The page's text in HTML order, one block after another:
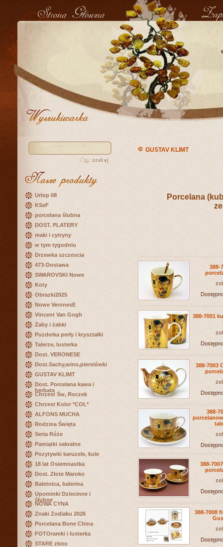
Urlop 08
KSeF
porcelana ślubna
DOST. PLATERY
maki i cytryny
w tym tygodniu
Drzewka szczescia
473-Dostawa
SWAROVSKI Nowe
Koty
Obrazki2025
Nowe VeronesE
Vincent Van Gogh
Żaby i żabki
Puzderka perły i kryształki
Talerze, lusterka
Dost. VERONESE
Dost.Sachy,wino,piersiówki
GUSTAV KLIMT
Dost. Porcelana kawa i
herbata
Chrzest Św, Roczek
Chrzest Kolor *COL*
ALFONS MUCHA
Rodzina Święta
Seria Róże
Pamiątki sakralne
Pozytywki karuzele, kule
18 lat Osiemnastka
Dost. Złote Maroko
Baletnica, balerina
Upominki Dziecinne i
ślubne
NOWA CYNA
Znaki Zodiaku 2026
Porcelana Bone China
FOTOramki i lusterka
STARE złoto
GUSTAV KLIMT
Porcelana
388-
388-7001
388-7003
388-
388-
388-7008